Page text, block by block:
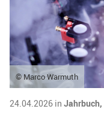
© Marco Warmuth
24.04.2026 in Jahrbuch,